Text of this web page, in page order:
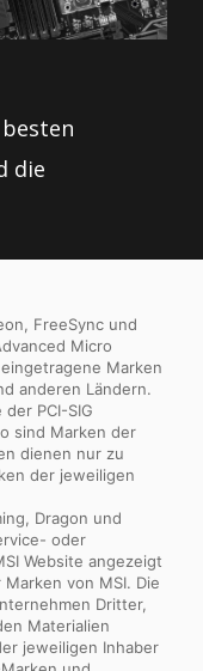
die
äußerst
FreeSync und
Micro
Marken
anderen Ländern.
PCI-SIG
sind Marken der
dienen nur zu
der jeweiligen
Dragon und
oder
Website angezeigt
von MSI. Die
Dritter,
Materialien
jeweiligen Inhaber